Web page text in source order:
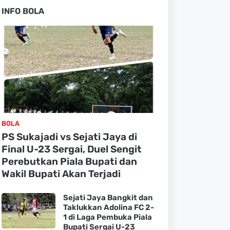
INFO BOLA
BOLA
PS Sukajadi vs Sejati Jaya di
Final U-23 Sergai, Duel Sengit
Perebutkan Piala Bupati dan
Wakil Bupati Akan Terjadi
Sejati Jaya Bangkit dan
Taklukkan Adolina FC 2-
1 di Laga Pembuka Piala
Bupati Sergai U-23